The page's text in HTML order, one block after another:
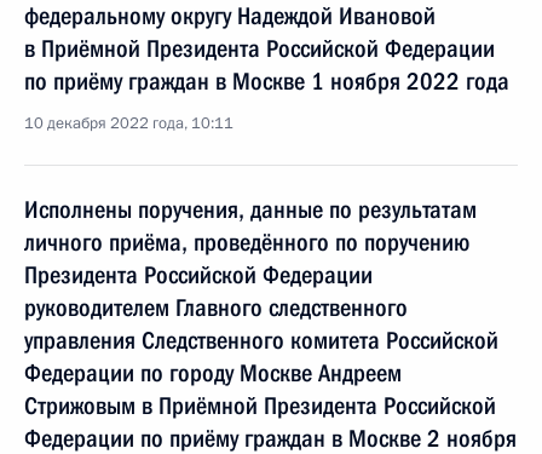
федеральному округу Надеждой Ивановой
в Приёмной Президента Российской Федерации
по приёму граждан в Москве 1 ноября 2022 года
10 декабря 2022 года, 10:11
Исполнены поручения, данные по результатам
личного приёма, проведённого по поручению
Президента Российской Федерации
руководителем Главного следственного
управления Следственного комитета Российской
Федерации по городу Москве Андреем
Стрижовым в Приёмной Президента Российской
Федерации по приёму граждан в Москве 2 ноября